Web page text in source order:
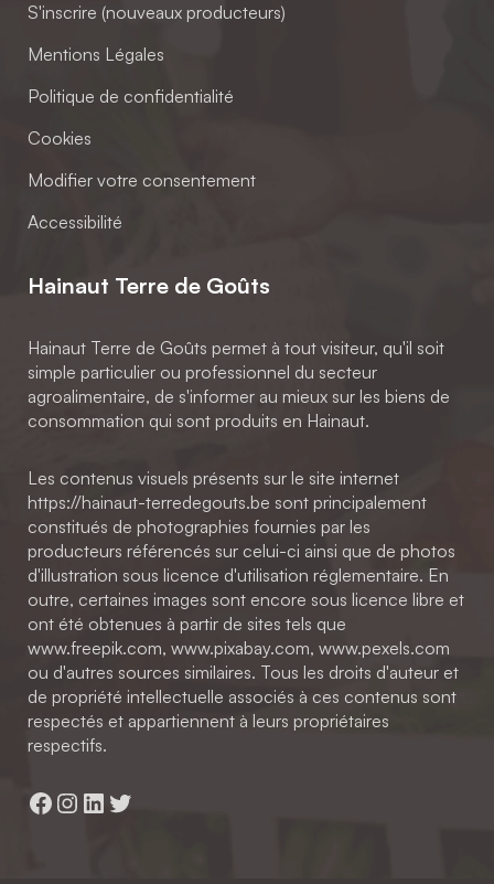
S'inscrire (nouveaux producteurs)
Mentions Légales
Politique de confidentialité
Cookies
Modifier votre consentement
Accessibilité
Hainaut Terre de Goûts
Hainaut Terre de Goûts permet à tout visiteur, qu'il soit
simple particulier ou professionnel du secteur
agroalimentaire, de s'informer au mieux sur les biens de
consommation qui sont produits en Hainaut.
Les contenus visuels présents sur le site internet
https://hainaut-terredegouts.be sont principalement
constitués de photographies fournies par les
producteurs référencés sur celui-ci ainsi que de photos
d'illustration sous licence d'utilisation réglementaire. En
outre, certaines images sont encore sous licence libre et
ont été obtenues à partir de sites tels que
www.freepik.com, www.pixabay.com, www.pexels.com
ou d'autres sources similaires. Tous les droits d'auteur et
de propriété intellectuelle associés à ces contenus sont
respectés et appartiennent à leurs propriétaires
respectifs.
Facebook
Instagram
LinkedIn
Twitter